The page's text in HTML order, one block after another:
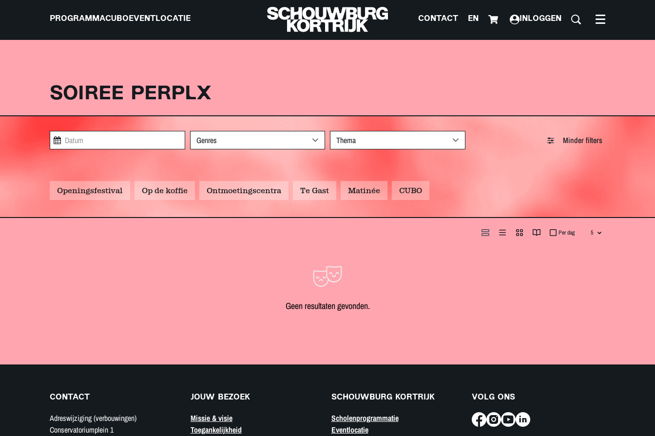
PROGRAMMACUBOEVENTLOCATIE CONTACT EN INLOGGEN Menu
SOIREE PERPLX
Genres Thema Minder filters
Openingsfestival Op de koffie Ontmoetingscentra Te Gast Matinée CUBO
Per dag
Geen resultaten gevonden.
CONTACT
Adreswijziging (verbouwingen)
Conservatoriumplein 1
JOUW BEZOEK
Missie & visie
Toegankelijkheid
SCHOUWBURG KORTRIJK
Scholenprogrammatie
Eventlocatie
VOLG ONS